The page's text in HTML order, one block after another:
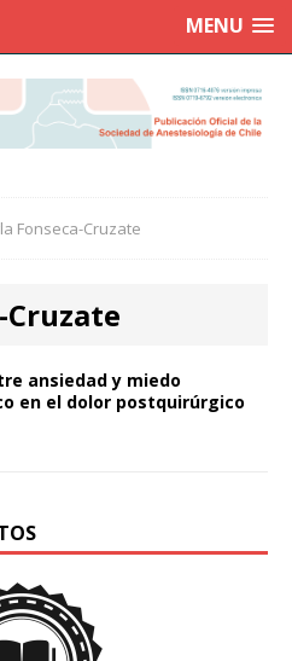
MENU
Fonseca-Cruzate
Cruzate
ansiedad y miedo
en el dolor postquirúrgico